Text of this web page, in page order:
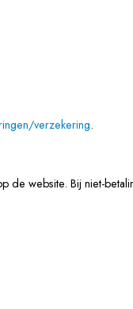
verzekering.
de website. Bij niet-